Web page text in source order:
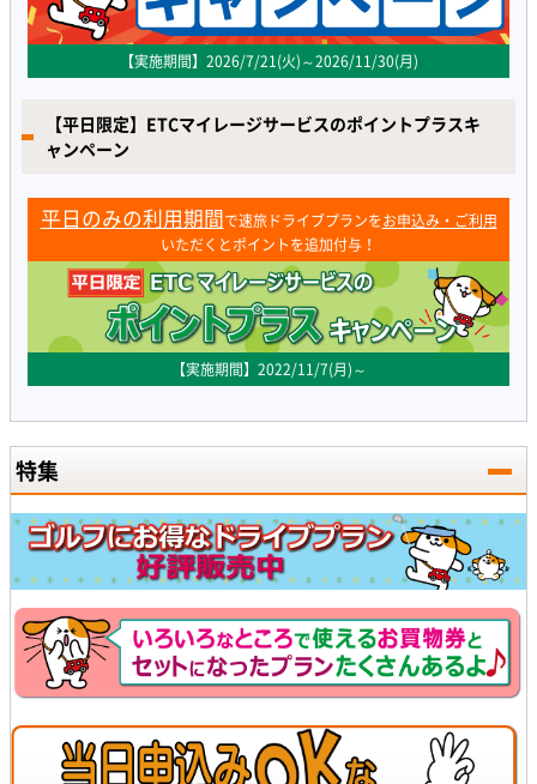
【実施期間】2026/7/21(火)～2026/11/30(月)
【平日限定】ETCマイレージサービスのポイントプラスキ
ャンペーン
平日のみの利用期間で速旅ドライブプランをお申込み・ご利用
いただくとポイントを追加付与！
【実施期間】2022/11/7(月)～
特集